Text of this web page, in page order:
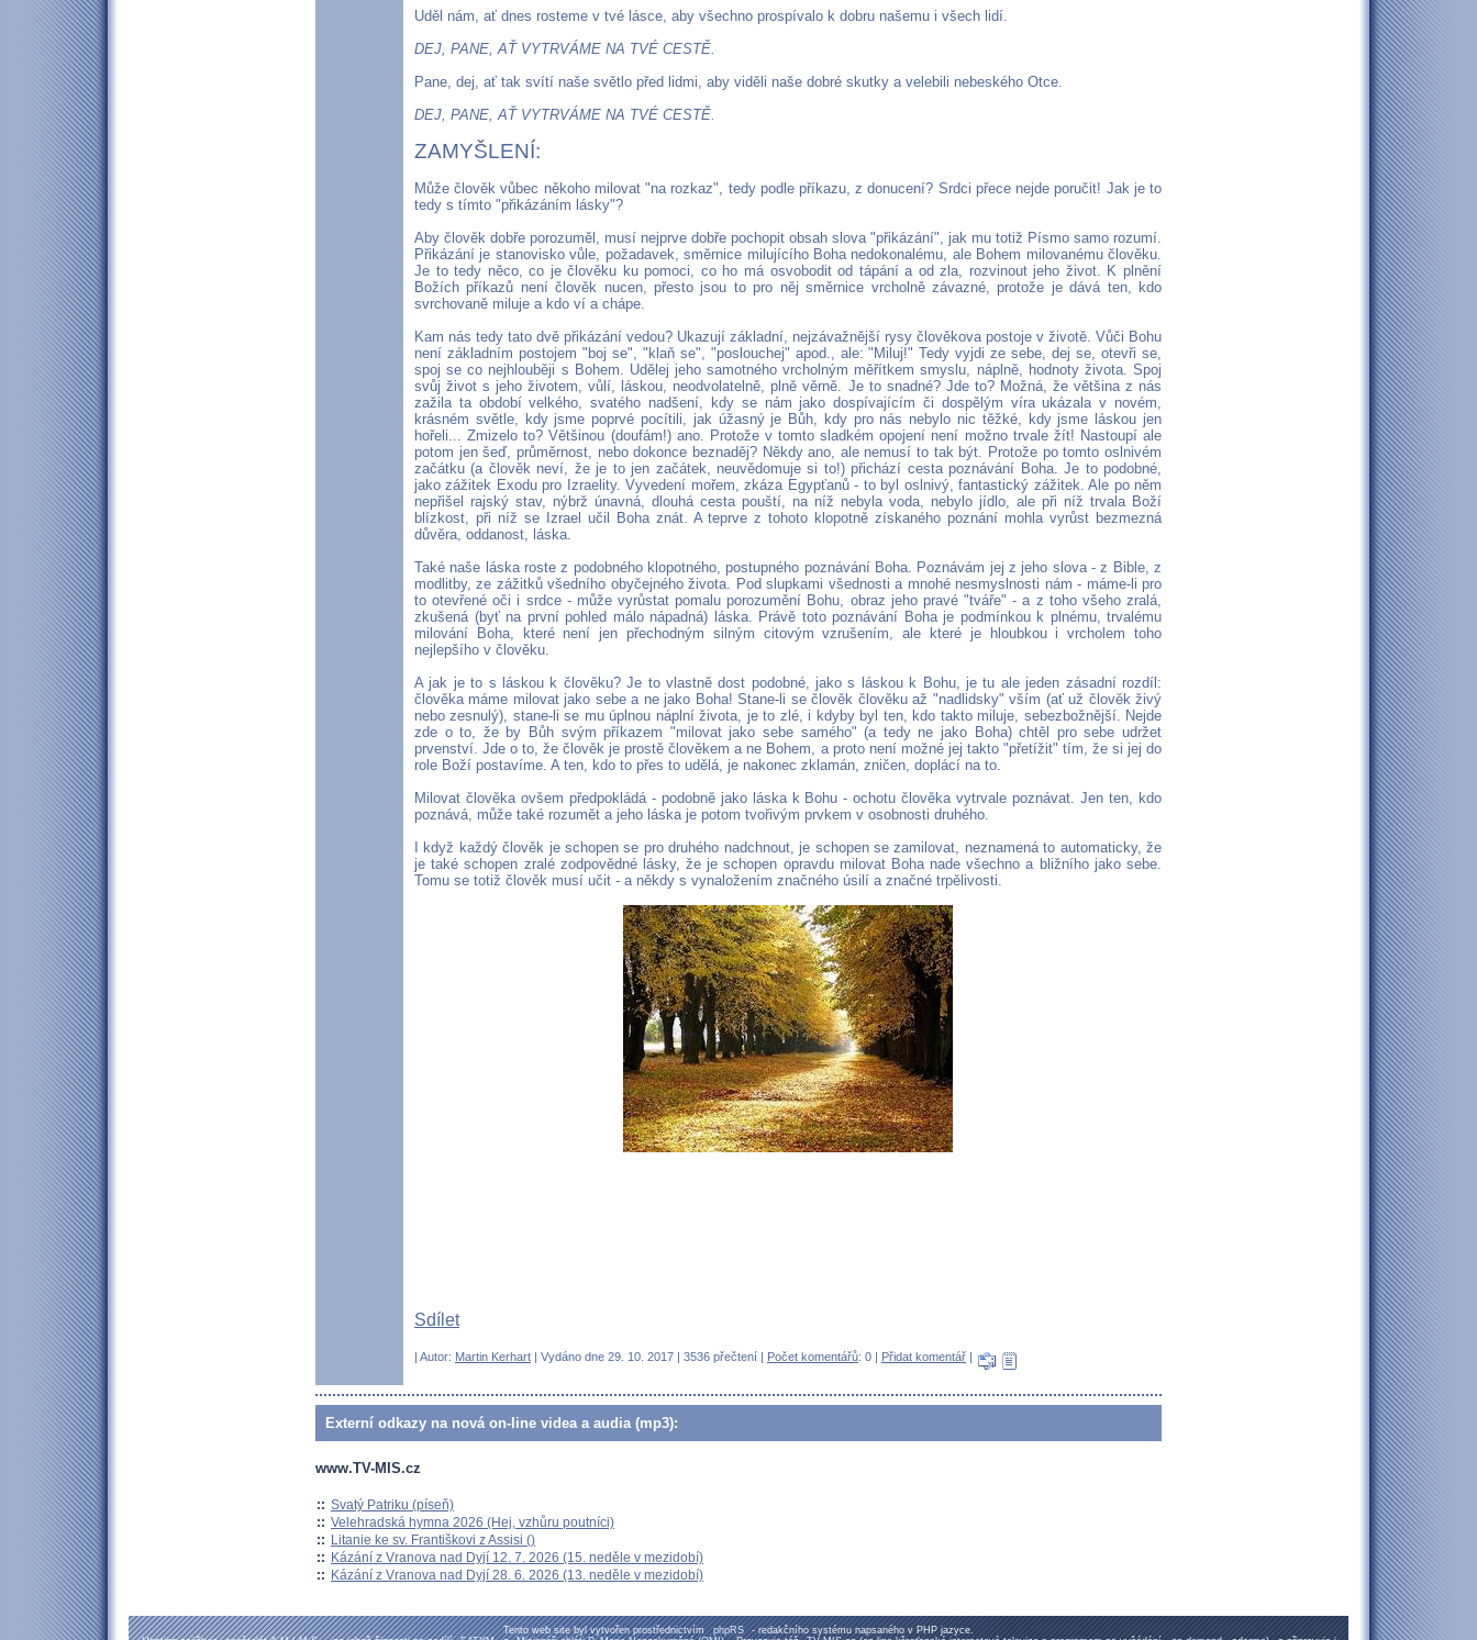
Uděl nám, ať dnes rosteme v tvé lásce, aby všechno prospívalo k dobru našemu i všech lidí.
DEJ, PANE, AŤ VYTRVÁME NA TVÉ CESTĚ.
Pane, dej, ať tak svítí naše světlo před lidmi, aby viděli naše dobré skutky a velebili nebeského Otce.
DEJ, PANE, AŤ VYTRVÁME NA TVÉ CESTĚ.
ZAMYŠLENÍ:
Může člověk vůbec někoho milovat "na rozkaz", tedy podle příkazu, z donucení? Srdci přece nejde poručit! Jak je to
tedy s tímto "přikázáním lásky"?
Aby člověk dobře porozuměl, musí nejprve dobře pochopit obsah slova "přikázání", jak mu totiž Písmo samo rozumí.
Přikázání je stanovisko vůle, požadavek, směrnice milujícího Boha nedokonalému, ale Bohem milovanému člověku.
Je to tedy něco, co je člověku ku pomoci, co ho má osvobodit od tápání a od zla, rozvinout jeho život. K plnění
Božích příkazů není člověk nucen, přesto jsou to pro něj směrnice vrcholně závazné, protože je dává ten, kdo
svrchovaně miluje a kdo ví a chápe.
Kam nás tedy tato dvě přikázání vedou? Ukazují základní, nejzávažnější rysy člověkova postoje v životě. Vůči Bohu
není základním postojem "boj se", "klaň se", "poslouchej" apod., ale: "Miluj!" Tedy vyjdi ze sebe, dej se, otevři se,
spoj se co nejhlouběji s Bohem. Udělej jeho samotného vrcholným měřítkem smyslu, náplně, hodnoty života. Spoj
svůj život s jeho životem, vůlí, láskou, neodvolatelně, plně věrně. Je to snadné? Jde to? Možná, že většina z nás
zažila ta období velkého, svatého nadšení, kdy se nám jako dospívajícím či dospělým víra ukázala v novém,
krásném světle, kdy jsme poprvé pocítili, jak úžasný je Bůh, kdy pro nás nebylo nic těžké, kdy jsme láskou jen
hořeli... Zmizelo to? Většinou (doufám!) ano. Protože v tomto sladkém opojení není možno trvale žít! Nastoupí ale
potom jen šeď, průměrnost, nebo dokonce beznaděj? Někdy ano, ale nemusí to tak být. Protože po tomto oslnivém
začátku (a člověk neví, že je to jen začátek, neuvědomuje si to!) přichází cesta poznávání Boha. Je to podobné,
jako zážitek Exodu pro Izraelity. Vyvedení mořem, zkáza Egypťanů - to byl oslnivý, fantastický zážitek. Ale po něm
nepřišel rajský stav, nýbrž únavná, dlouhá cesta pouští, na níž nebyla voda, nebylo jídlo, ale při níž trvala Boží
blízkost, při níž se Izrael učil Boha znát. A teprve z tohoto klopotně získaného poznání mohla vyrůst bezmezná
důvěra, oddanost, láska.
Také naše láska roste z podobného klopotného, postupného poznávání Boha. Poznávám jej z jeho slova - z Bible, z
modlitby, ze zážitků všedního obyčejného života. Pod slupkami všednosti a mnohé nesmyslnosti nám - máme-li pro
to otevřené oči i srdce - může vyrůstat pomalu porozumění Bohu, obraz jeho pravé "tváře" - a z toho všeho zralá,
zkušená (byť na první pohled málo nápadná) láska. Právě toto poznávání Boha je podmínkou k plnému, trvalému
milování Boha, které není jen přechodným silným citovým vzrušením, ale které je hloubkou i vrcholem toho
nejlepšího v člověku.
A jak je to s láskou k člověku? Je to vlastně dost podobné, jako s láskou k Bohu, je tu ale jeden zásadní rozdíl:
člověka máme milovat jako sebe a ne jako Boha! Stane-li se člověk člověku až "nadlidsky" vším (ať už člověk živý
nebo zesnulý), stane-li se mu úplnou náplní života, je to zlé, i kdyby byl ten, kdo takto miluje, sebezbožnější. Nejde
zde o to, že by Bůh svým příkazem "milovat jako sebe samého" (a tedy ne jako Boha) chtěl pro sebe udržet
prvenství. Jde o to, že člověk je prostě člověkem a ne Bohem, a proto není možné jej takto "přetížit" tím, že si jej do
role Boží postavíme. A ten, kdo to přes to udělá, je nakonec zklamán, zničen, doplácí na to.
Milovat člověka ovšem předpokládá - podobně jako láska k Bohu - ochotu člověka vytrvale poznávat. Jen ten, kdo
poznává, může také rozumět a jeho láska je potom tvořivým prvkem v osobnosti druhého.
I když každý člověk je schopen se pro druhého nadchnout, je schopen se zamilovat, neznamená to automaticky, že
je také schopen zralé zodpovědné lásky, že je schopen opravdu milovat Boha nade všechno a bližního jako sebe.
Tomu se totiž člověk musí učit - a někdy s vynaložením značného úsilí a značné trpělivosti.
Sdílet
| Autor: Martin Kerhart | Vydáno dne 29. 10. 2017 | 3536 přečtení | Počet komentářů: 0 | Přidat komentář |
Externí odkazy na nová on-line videa a audia (mp3):
www.TV-MIS.cz
:: Svatý Patriku (píseň)
:: Velehradská hymna 2026 (Hej, vzhůru poutníci)
:: Litanie ke sv. Františkovi z Assisi ()
:: Kázání z Vranova nad Dyjí 12. 7. 2026 (15. neděle v mezidobí)
:: Kázání z Vranova nad Dyjí 28. 6. 2026 (13. neděle v mezidobí)
Tento web site byl vytvořen prostřednictvím phpRS - redakčního systému napsaného v PHP jazyce.